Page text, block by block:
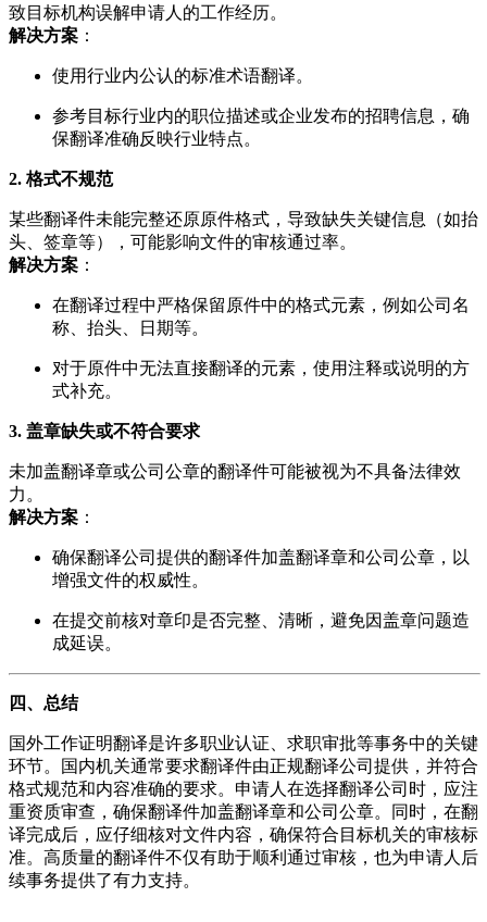
致目标机构误解申请人的工作经历。
解决方案 ：
使用行业内公认的标准术语翻译。
参考目标行业内的职位描述或企业发布的招聘信息，确
保翻译准确反映行业特点。
2. 格式不规范
某些翻译件未能完整还原原件格式，导致缺失关键信息（如抬
头、签章等），可能影响文件的审核通过率。
解决方案 ：
在翻译过程中严格保留原件中的格式元素，例如公司名
称、抬头、日期等。
对于原件中无法直接翻译的元素，使用注释或说明的方
式补充。
3. 盖章缺失或不符合要求
未加盖翻译章或公司公章的翻译件可能被视为不具备法律效
力。
解决方案 ：
确保翻译公司提供的翻译件加盖翻译章和公司公章，以
增强文件的权威性。
在提交前核对章印是否完整、清晰，避免因盖章问题造
成延误。
四、总结
国外工作证明翻译是许多职业认证、求职审批等事务中的关键
环节。国内机关通常要求翻译件由正规翻译公司提供，并符合
格式规范和内容准确的要求。申请人在选择翻译公司时，应注
重资质审查，确保翻译件加盖翻译章和公司公章。同时，在翻
译完成后，应仔细核对文件内容，确保符合目标机关的审核标
准。高质量的翻译件不仅有助于顺利通过审核，也为申请人后
续事务提供了有力支持。